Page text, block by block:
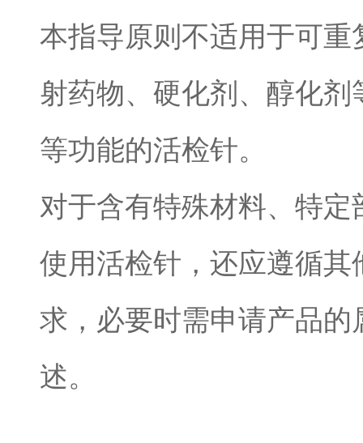
本指导原则不适用于可
射药物、硬化剂、醇化
等功能的活检针。
对于含有特殊材料、特
使用活检针，还应遵循
求，必要时需申请产品
述。